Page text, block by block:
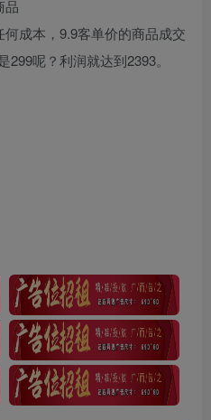
品
成本，9.9客单价的商品成交
呢？利润就达到2393。